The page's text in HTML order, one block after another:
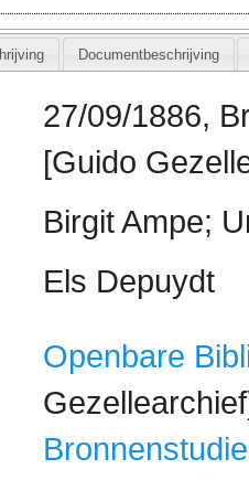
Documentbeschrijving
27/09/1886,
[Guido
Birgit Ampe;
Els Depuydt
Openbare
Bronnenstudie